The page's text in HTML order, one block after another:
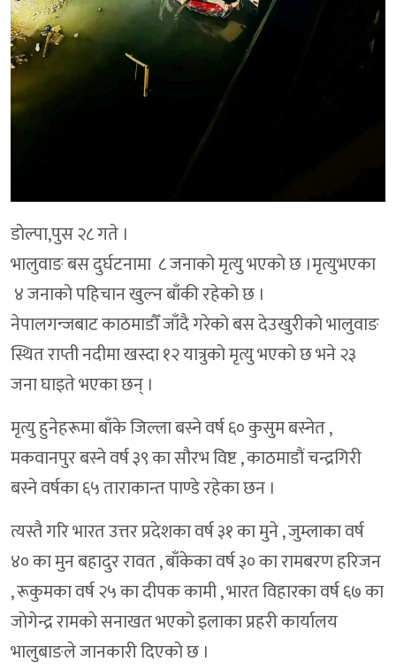
डाेल्पा,पुस २८ गते ।
भालुवाङ बस दुर्घटनामा ८ जनाको मृत्यु भएकाे छ ।मृत्युभएका
४ जनाको पहिचान खुल्न बाँकी रहेको छ ।
नेपालगन्जबाट काठमाडौँ जाँदै गरेको बस देउखुरीको भालुवाङ
स्थित राप्ती नदीमा खस्दा १२ यात्रुको मृत्यु भएको छ भने २३
जना घाइते भएका छन् ।
मृत्यु हुनेहरूमा बाँके जिल्ला बस्ने वर्ष ६० कुसुम बस्नेत ,
मकवानपुर बस्ने वर्ष ३९ का सौरभ विष्ट , काठमाडौं चन्द्रगिरी
बस्ने वर्षका ६५ ताराकान्त पाण्डे रहेका छन ।
त्यस्तै गरि भारत उत्तर प्रदेशका वर्ष ३१ का मुने , जुम्लाका वर्ष
४० का मुन बहादुर रावत , बाँकेका वर्ष ३० का रामबरण हरिजन
, रूकुमका वर्ष २५ का दीपक कामी , भारत विहारका वर्ष ६७ का
जाेगेन्द्र रामकाे सनाखत भएको इलाका प्रहरी कार्यालय
भालुबाङले जानकारी दिएकाे छ ।